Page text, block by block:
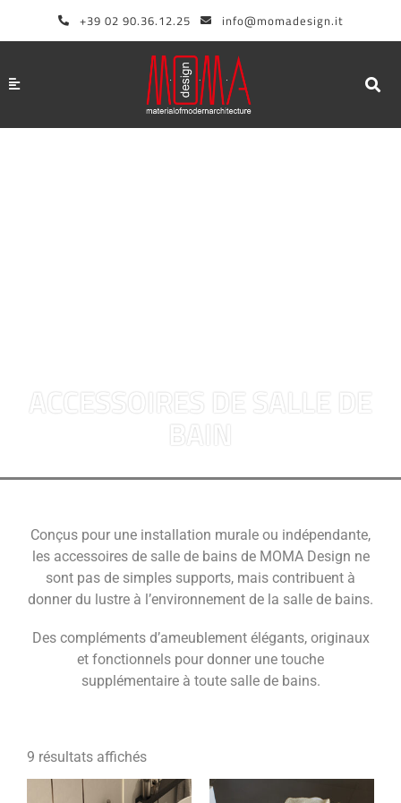
+39 02 90.36.12.25 info@momadesign.it
ACCESSOIRES DE SALLE DE
BAIN
Conçus pour une installation murale ou indépendante,
les accessoires de salle de bains de MOMA Design ne
sont pas de simples supports, mais contribuent à
donner du lustre à l’environnement de la salle de bains.
Des compléments d’ameublement élégants, originaux
et fonctionnels pour donner une touche
supplémentaire à toute salle de bains.
9 résultats affichés